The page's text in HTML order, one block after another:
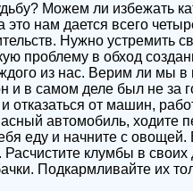
Можем ли избежать
нам дается всего
Нужно устремить
проблему в обход
из нас. Верим ли мы
и в самом деле был не за
отказаться от машин,
автомобиль, ходите
еду и начните с
клумбы в своих
Подкармливайте их